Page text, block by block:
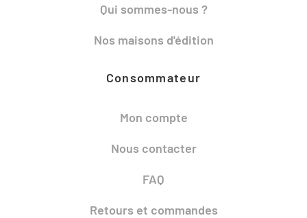
Qui sommes-nous ?
Nos maisons d'édition
Consommateur
Mon compte
Nous contacter
FAQ
Retours et commandes